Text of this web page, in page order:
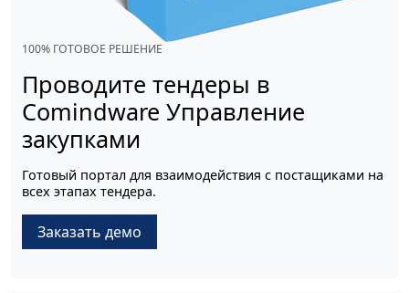
100% ГОТОВОЕ РЕШЕНИЕ
Проводите тендеры в
Comindware Управление
закупками
Готовый портал для взаимодействия с постащиками на
всех этапах тендера.
Заказать демо